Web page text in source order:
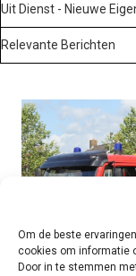
Om de beste
cookies om informatie
Door in te stemmen
Uit Dienst - Nieuwe
Relevante Berichten